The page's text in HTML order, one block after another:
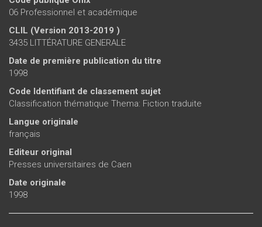
06 Professionnel et académique
CLIL (Version 2013-2019 )
3435 LITTÉRATURE GENERALE
Date de première publication du titre
1998
Code Identifiant de classement sujet
Classification thématique Thema: Fiction traduite
Langue originale
français
Editeur original
Presses universitaires de Caen
Date originale
1998